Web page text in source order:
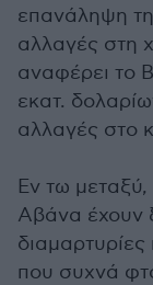
επανάληψη
αλλαγές στη
αναφέρει το
εκατ.
αλλαγές στο
Εν τω
Αβάνα έχουν
που συχνά